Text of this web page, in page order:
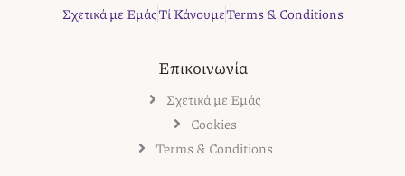
Σχετικά με ΕμάςΤί ΚάνουμεTerms & Conditions
Επικοινωνία
Σχετικά με Εμάς
Cookies
Terms & Conditions